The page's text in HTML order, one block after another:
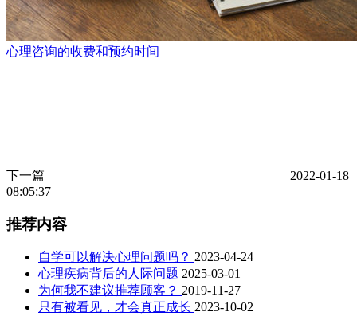
心理咨询的收费和预约时间
下一篇
2022-01-18
08:05:37
推荐内容
自学可以解决心理问题吗？ 2023-04-24
心理疾病背后的人际问题 2025-03-01
为何我不建议推荐顾客？ 2019-11-27
只有被看见，才会真正成长 2023-10-02